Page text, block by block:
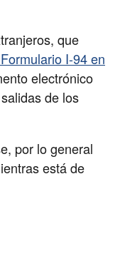
que
I-94 en
electrónico
de los
por lo general
está de